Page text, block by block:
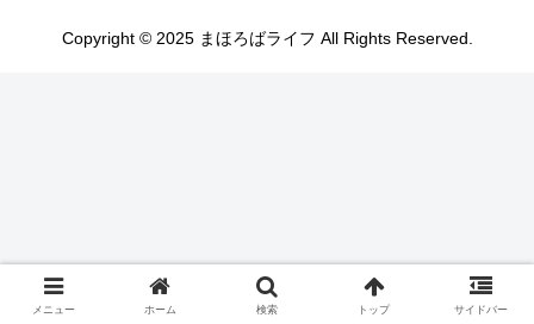
Copyright © 2025 まほろばライフ All Rights Reserved.
メニュー ホーム 検索 トップ サイドバー